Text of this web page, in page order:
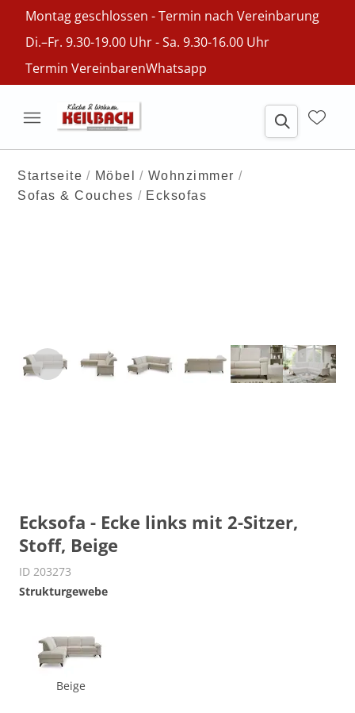
Montag geschlossen - Termin nach Vereinbarung
Di.–Fr. 9.30-19.00 Uhr - Sa. 9.30-16.00 Uhr
Termin VereinbarenWhatsapp
Startseite Möbel
Wohnzimmer
Sofas & Couches
Ecksofas
Ecksofa - Ecke links mit 2-Sitzer,
Stoff, Beige
ID 203273
Strukturgewebe
Beige